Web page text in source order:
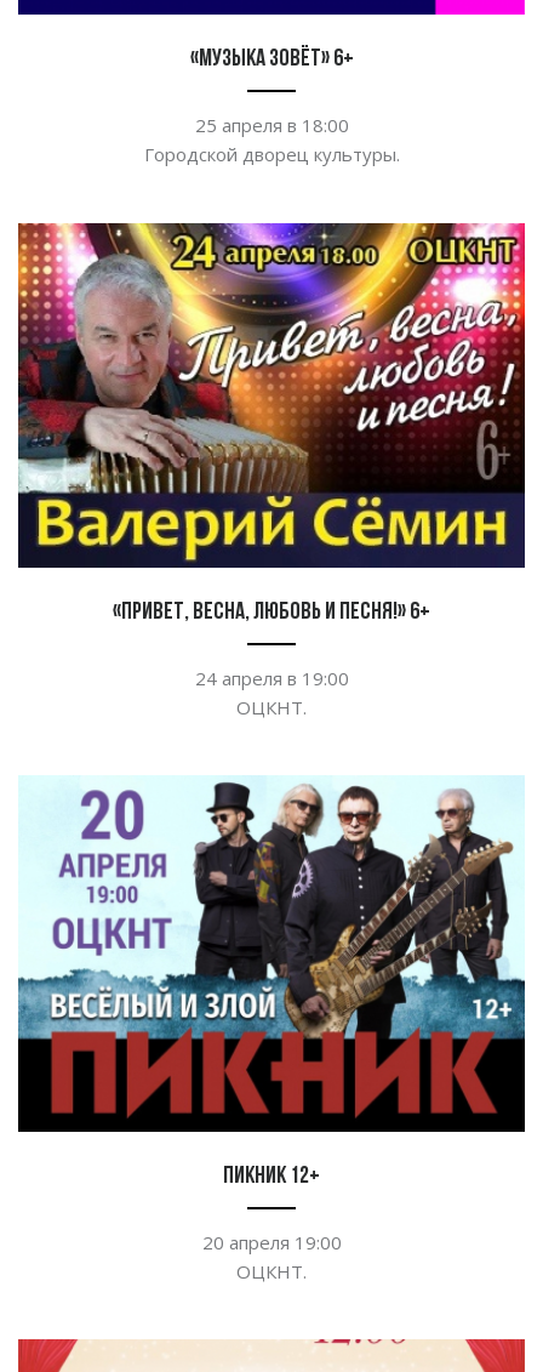
«Музыка зовёт» 6+
25 апреля в 18:00
Городской дворец культуры.
«Привет, весна, любовь и песня!» 6+
24 апреля в 19:00
ОЦКНТ.
Пикник 12+
20 апреля 19:00
ОЦКНТ.